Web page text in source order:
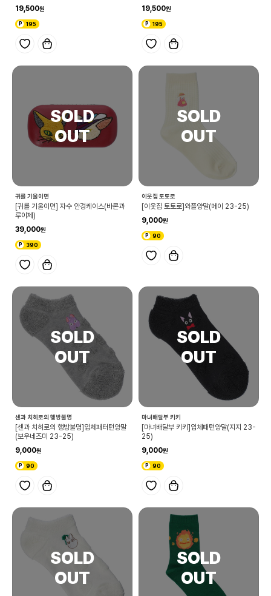
19,500
195
19,500
195
귀를 기울이면
[귀를 기울이면] 자수 안경케이스(바론과
루이제)
39,000
390
이웃집 토토로
[이웃집 토토로]와플양말(메이 23-25)
9,000
90
센과 치히로의 행방불명
[센과 치히로의 행방불명]입체패터턴양말
(보우네즈미 23-25)
9,000
90
마녀배달부 키키
[마녀배달부 키키]입체패턴양말(지지 23-
25)
9,000
90